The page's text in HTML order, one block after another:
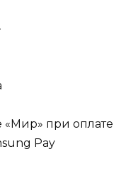
«Мир» при оплате
Pay